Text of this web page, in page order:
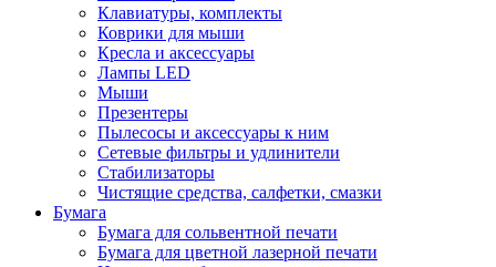
Клавиатуры, комплекты
Коврики для мыши
Кресла и аксессуары
Лампы LED
Мыши
Презентеры
Пылесосы и аксессуары к ним
Сетевые фильтры и удлинители
Стабилизаторы
Чистящие средства, салфетки, смазки
Бумага
Бумага для сольвентной печати
Бумага для цветной лазерной печати